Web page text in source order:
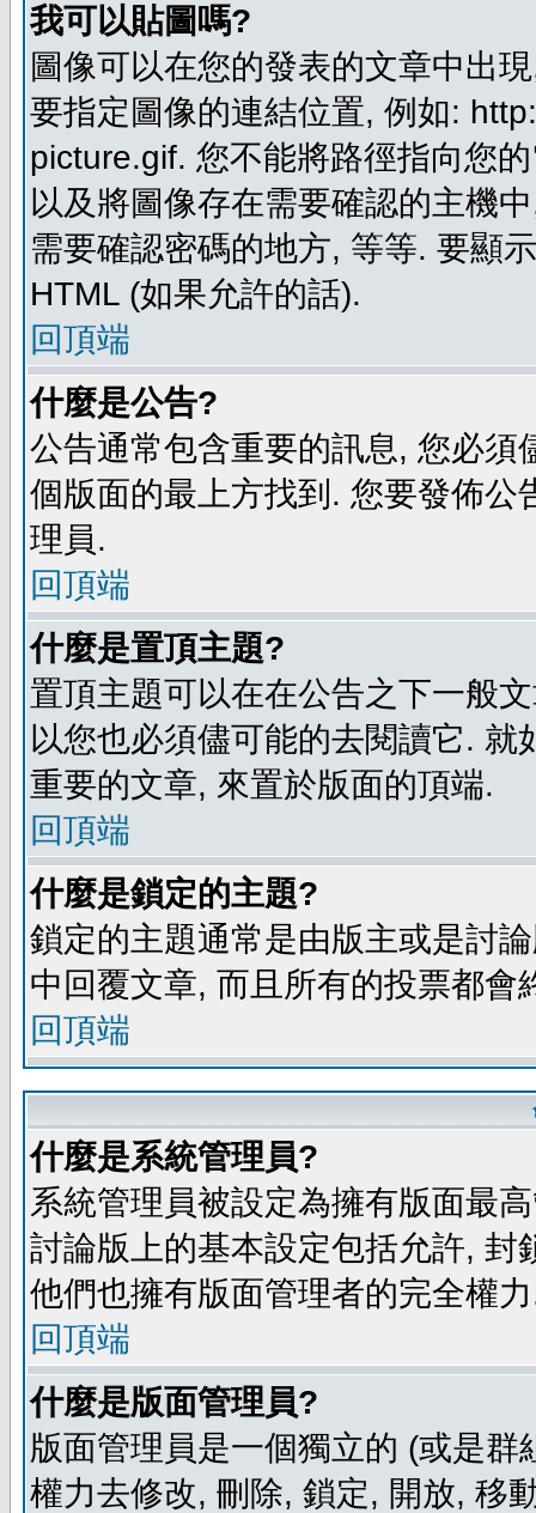
我可以貼圖嗎?
圖像可以在您的發表的文章中出
要指定圖像的連結位置, 例如:
picture.gif. 您不能將路徑指向您
以及將圖像存在需要確認的主機
需要確認密碼的地方, 等等. 要顯
HTML (如果允許的話).
回頂端
什麼是公告?
公告通常包含重要的訊息, 您必
個版面的最上方找到. 您要發佈
理員.
回頂端
什麼是置頂主題?
置頂主題可以在在公告之下一般
以您也必須儘可能的去閱讀它.
重要的文章, 來置於版面的頂端.
回頂端
什麼是鎖定的主題?
鎖定的主題通常是由版主或是討
中回覆文章, 而且所有的投票都
回頂端
什麼是系統管理員?
系統管理員被設定為擁有版面最
討論版上的基本設定包括允許,
他們也擁有版面管理者的完全權
回頂端
什麼是版面管理員?
版面管理員是一個獨立的 (或是
權力去修改, 刪除, 鎖定, 開放, 移